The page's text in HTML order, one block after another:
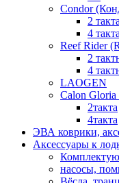
Condor
2 такта
4 такта
Reef Rider
2
4
LAOGEN
Calon Gloria
2такта
4такта
ЭВА коврики,
Аксессуары к
насосы,